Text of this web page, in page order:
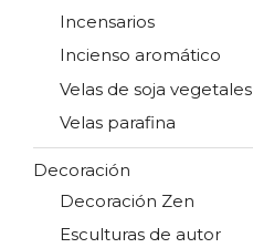
Incensarios
Incienso aromático
Velas de soja vegetales
Velas parafina
Decoración
Decoración Zen
Esculturas de autor